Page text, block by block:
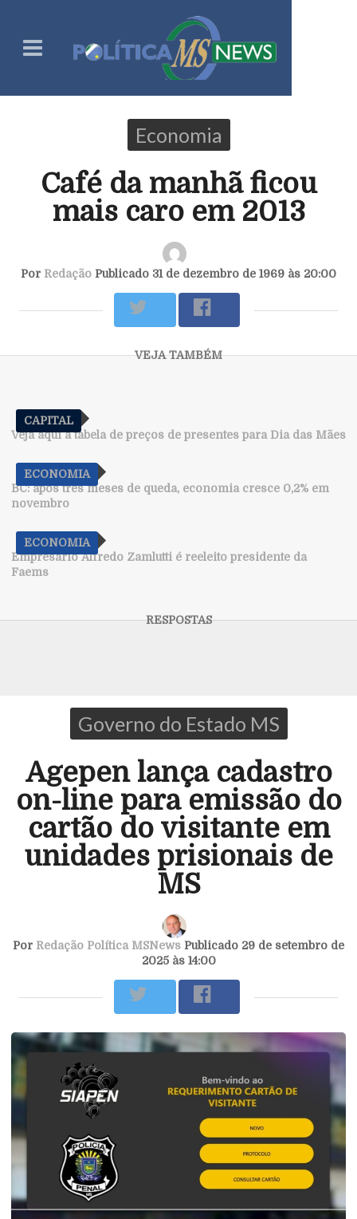
Economia
Café da manhã ficou
mais caro em 2013
Por Redação Publicado 31 de dezembro de 1969 às 20:00
CAPITAL
Veja aqui a tabela de preços de presentes para Dia das Mães
ECONOMIA
BC: após três meses de queda, economia cresce 0,2% em
novembro
ECONOMIA
Empresário Alfredo Zamlutti é reeleito presidente da
Faems
Governo do Estado MS
Agepen lança cadastro
on-line para emissão do
cartão do visitante em
unidades prisionais de
MS
Por Redação Política MSNews Publicado 29 de setembro de
2025 às 14:00